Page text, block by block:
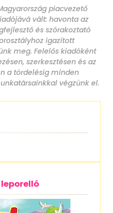
piacvezető
vált: havonta az
és szórakoztató
igazított
meg. Felelős kiadóként
szerkesztésen és az
a tördelésig minden
végzünk el.